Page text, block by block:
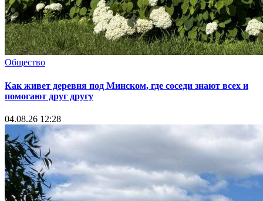
Общество
Как живет деревня под Минском, где соседи знают всех и
помогают друг другу
04.08.26 12:28